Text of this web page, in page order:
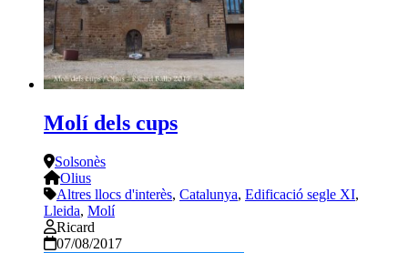
Molí dels cups
Solsonès
Olius
Altres llocs d'interès, Catalunya, Edificació segle XI,
Lleida, Molí
Ricard
07/08/2017